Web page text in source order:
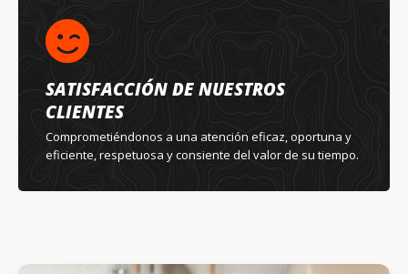
SATISFACCIÓN DE NUESTROS
CLIENTES
Comprometiéndonos a una atención eficaz, oportuna y
eficiente, respetuosa y consiente del valor de su tiempo.